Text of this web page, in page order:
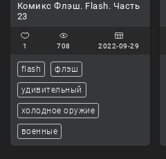
Комикс Флэш. Flash. Часть
23
1 708 2022-09-29
flash флэш
удивительный
холодное оружие
военные